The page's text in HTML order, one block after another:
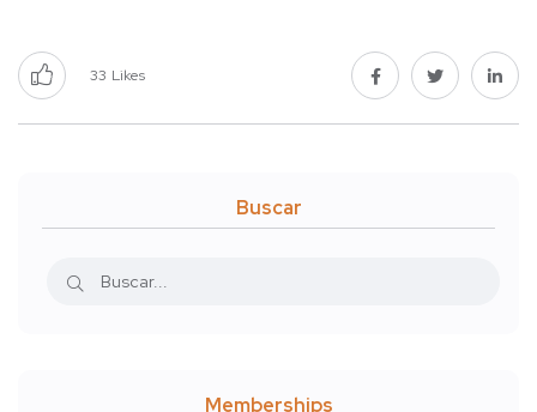
33 Likes
Buscar
Memberships